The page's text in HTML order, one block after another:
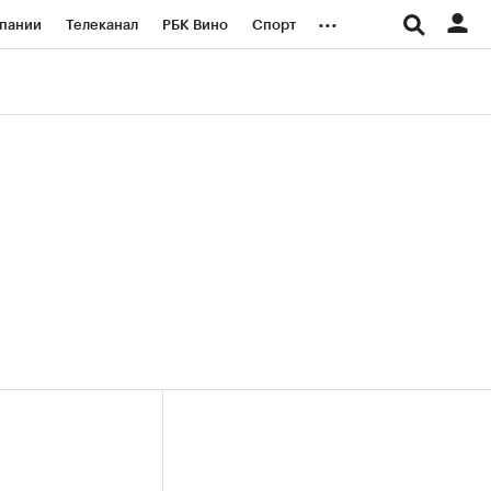
Телеканал РБК Вино Спорт ...